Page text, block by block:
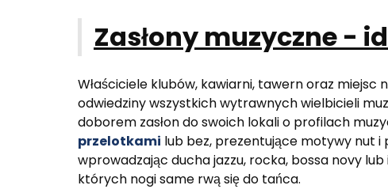
Zasłony muzyczne -
Właściciele klubów, kawiarni, tawern oraz
odwiedziny wszystkich wytrawnych wielbicieli
doborem zasłon do swoich lokali o profilach
przelotkami lub bez, prezentujące motywy nut i
wprowadzając ducha jazzu, rocka, bossa novy
których nogi same rwą się do tańca.